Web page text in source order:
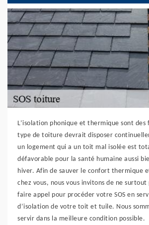
L’isolation phonique et thermique sont des
type de toiture devrait disposer
un logement qui a un toit mal isolée est
défavorable pour la santé humaine aussi
hiver. Afin de sauver le confort thermique
chez vous, nous vous invitons de ne surtout
faire appel pour procéder votre SOS en
d’isolation de votre toit et tuile. Nous
servir dans la meilleure condition possible.